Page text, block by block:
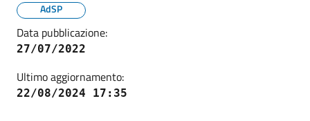
AdSP
Data pubblicazione:
27/07/2022
Ultimo aggiornamento:
22/08/2024 17:35